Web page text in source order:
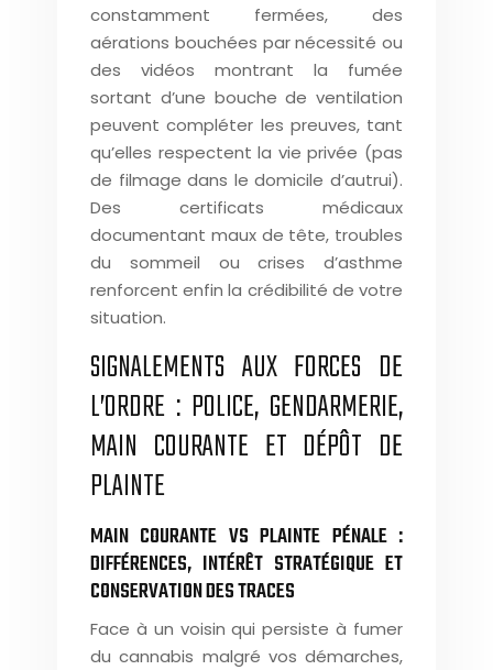
constamment fermées, des
aérations bouchées par nécessité ou
des vidéos montrant la fumée
sortant d’une bouche de ventilation
peuvent compléter les preuves, tant
qu’elles respectent la vie privée (pas
de filmage dans le domicile d’autrui).
Des certificats médicaux
documentant maux de tête, troubles
du sommeil ou crises d’asthme
renforcent enfin la crédibilité de votre
situation.
SIGNALEMENTS AUX FORCES DE
L’ORDRE : POLICE, GENDARMERIE,
MAIN COURANTE ET DÉPÔT DE
PLAINTE
MAIN COURANTE VS PLAINTE PÉNALE :
DIFFÉRENCES, INTÉRÊT STRATÉGIQUE ET
CONSERVATION DES TRACES
Face à un voisin qui persiste à fumer
du cannabis malgré vos démarches,